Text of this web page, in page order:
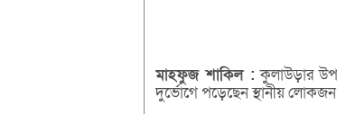
মাহফুজশাকিল : কুলাউড়ার
দুর্ভোগে পড়েছেন স্থানীয়